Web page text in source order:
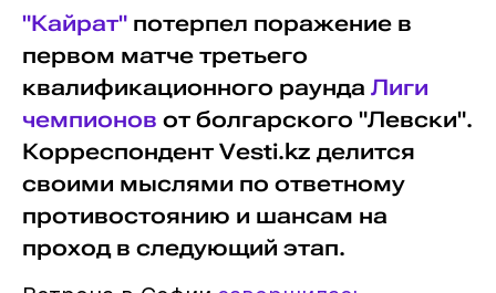
"Кайрат"потерпел поражение в
первом матче третьего
квалификационного раунда Лиги
чемпионов от болгарского "Левски".
Корреспондент Vesti.kz делится
своими мыслями по ответному
противостоянию и шансам на
проход в следующий этап.